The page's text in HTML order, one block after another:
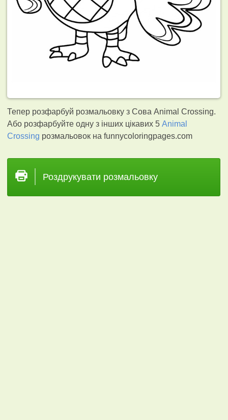
Тепер розфарбуй розмальовку з Сова Animal Crossing.
Або розфарбуйте одну з інших цікавих 5Animal
Crossing розмальовок на funnycoloringpages.com
Роздрукувати розмальовку